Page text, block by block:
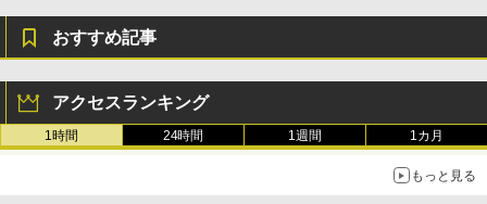
おすすめ記事
アクセスランキング
1時間 24時間 1週間 1カ月
もっと見る